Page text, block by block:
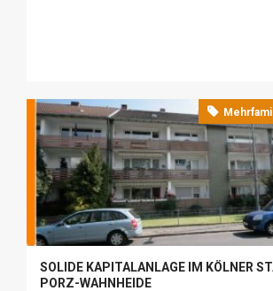
SOLIDE KAPITALANLAGE IM KÖLNER
PORZ-WAHNHEIDE